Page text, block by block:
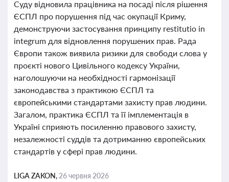
Суду відновила працівника на посаді після рішення
ЄСПЛ про порушення під час окупації Криму,
демонструючи застосування принципу restitutio in
integrum для відновлення порушених прав. Рада
Європи також виявила ризики для свободи слова у
проєкті нового Цивільного кодексу України,
наголошуючи на необхідності гармонізації
законодавства з практикою ЄСПЛ та
європейськими стандартами захисту прав людини.
Загалом, практика ЄСПЛ та її імплементація в
Україні сприяють посиленню правового захисту,
незалежності суддів та дотриманню європейських
стандартів у сфері прав людини.
LIGA ZAKON, 26 червня 2026